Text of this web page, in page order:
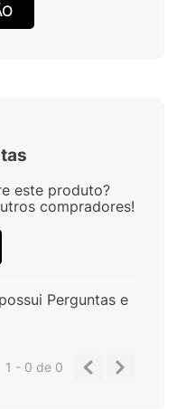
este produto?
compradores!
Perguntas e
1 - 0de 0